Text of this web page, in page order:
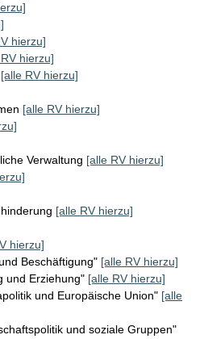
hierzu]
hierzu]
[alle RV hierzu]
[alle RV hierzu]
Verwaltung [alle RV hierzu]
[alle RV hierzu]
hierzu]
Beschäftigung" [alle RV hierzu]
und Erziehung" [alle RV hierzu]
und Europäische Union" [alle
und soziale Gruppen"